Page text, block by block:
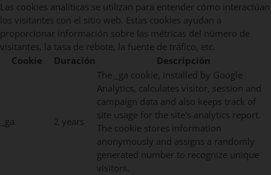
Las cookies analíticas se utilizan para entender cómo interactúan
los visitantes con el sitio web. Estas cookies ayudan a
proporcionar información sobre las métricas del número de
visitantes, la tasa de rebote, la fuente de tráfico, etc.
Cookie
Duración Descripción
_ga 2 years
The _ga cookie, installed by Google
Analytics, calculates visitor, session and
campaign data and also keeps track of
site usage for the site's analytics report.
The cookie stores information
anonymously and assigns a randomly
generated number to recognize unique
visitors.